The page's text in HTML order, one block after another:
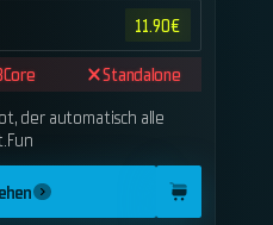
11.90€
Standalone
der automatisch alle